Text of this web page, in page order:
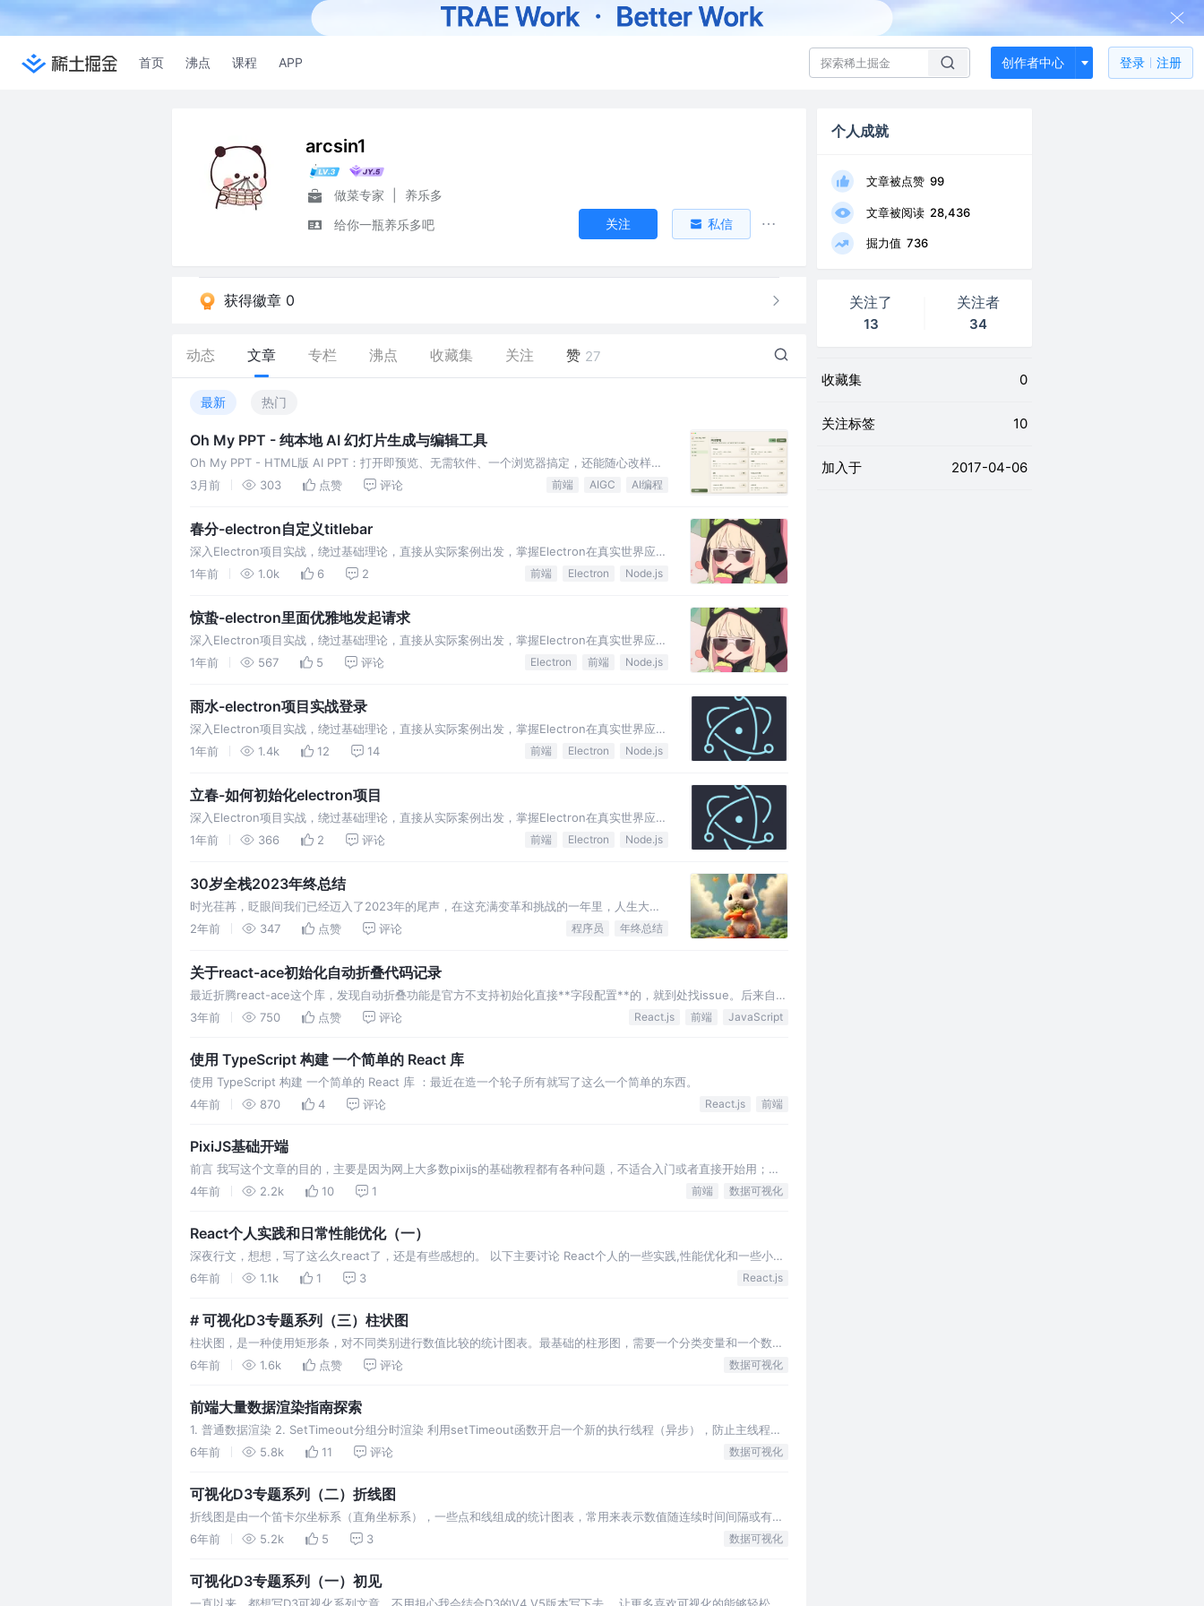
首页 沸点 课程 APP 创作者中心 登录 注册
arcsin1
做菜专家
养乐多
给你一瓶养乐多吧
关注 私信
获得徽章 0
动态 文章 专栏 沸点 收藏集 关注 赞 27
最新 热门
Oh My PPT - 纯本地 AI 幻灯片生成与编辑工具
Oh My PPT - HTML版 AI PPT：打开即预览、无需软件、一个浏览器搞定，还能随心改样式/
加动效/插代码/导出分享
3月前 303 点赞 评论 前端 AIGC AI编程
春分-electron自定义titlebar
深入Electron项目实战，绕过基础理论，直接从实际案例出发，掌握Electron在真实世界应用
的技巧与 nuances，快速提升项目开发能力。
1年前 1.0k 6 2 前端 Electron Node.js
惊蛰-electron里面优雅地发起请求
深入Electron项目实战，绕过基础理论，直接从实际案例出发，掌握Electron在真实世界应用
的技巧与 nuances，快速提升项目开发能力。
1年前 567 5 评论 Electron 前端 Node.js
雨水-electron项目实战登录
深入Electron项目实战，绕过基础理论，直接从实际案例出发，掌握Electron在真实世界应用
的技巧，快速提升项目开发能力。
1年前 1.4k 12 14 前端 Electron Node.js
立春-如何初始化electron项目
深入Electron项目实战，绕过基础理论，直接从实际案例出发，掌握Electron在真实世界应用
的技巧，快速提升项目开发能力。
1年前 366 2 评论 前端 Electron Node.js
30岁全栈2023年终总结
时光荏苒，眨眼间我们已经迈入了2023年的尾声，在这充满变革和挑战的一年里，人生大
事：与00后结婚，兔宝宝。
2年前 347 点赞 评论 程序员 年终总结
关于react-ace初始化自动折叠代码记录
最近折腾react-ace这个库，发现自动折叠功能是官方不支持初始化直接**字段配置**的，就到处找issue。后来自己
研究出了一种初始化支持自动折叠的方式。
3年前 750 点赞 评论 React.js 前端 JavaScript
使用 TypeScript 构建 一个简单的 React 库
使用 TypeScript 构建 一个简单的 React 库 ：最近在造一个轮子所有就写了这么一个简单的东西。
4年前
870 4 评论 React.js 前端
PixiJS基础开端
前言 我写这个文章的目的，主要是因为网上大多数pixijs的基础教程都有各种问题，不适合入门或者直接开始用；结
合我查阅资料和官网文档来写这篇文章，保证写的列子都是直接可用的；如有错误，希望指出，谢谢!
4年前 2.2k 10 1 前端 数据可视化
React个人实践和日常性能优化（一）
深夜行文，想想，写了这么久react了，还是有些感想的。 以下主要讨论 React个人的一些实践,性能优化和一些小技
巧相关 。如果你觉得可以，请多点赞，鼓励我写出更精彩的文章🙏。 当然你在想为什么不直接用immer 或者 深度
6年前 1.1k 1 3 React.js
# 可视化D3专题系列（三）柱状图
柱状图，是一种使用矩形条，对不同类别进行数值比较的统计图表。最基础的柱形图，需要一个分类变量和一个数值
变量。在柱状图上，分类变量的每个实体都被表示为一个矩形（通俗讲即为“柱子”），而数值则决定了柱子的高度 与
6年前 1.6k 点赞 评论 数据可视化
前端大量数据渲染指南探索
1. 普通数据渲染 2. SetTimeout分组分时渲染 利用setTimeout函数开启一个新的执行线程（异步），防止主线程因
渲染大量数据导致阻塞。 3. RequestAnimationFrame分组分时优化渲染 无需计算回调时间，动画的流畅性更有保
6年前 5.8k 11 评论 数据可视化
可视化D3专题系列（二）折线图
折线图是由一个笛卡尔坐标系（直角坐标系），一些点和线组成的统计图表，常用来表示数值随连续时间间隔或有序
类别的变化。 从数据上来说，折线图需要一个连续时间字段或一个分类字段和至少一个连续数据字段。 （单条）同
6年前 5.2k 5 3 数据可视化
可视化D3专题系列（一）初见
个人成就
文章被点赞 99
文章被阅读 28,436
掘力值 736
关注了
13
关注者
34
收藏集 0
关注标签 10
加入于 2017-04-06